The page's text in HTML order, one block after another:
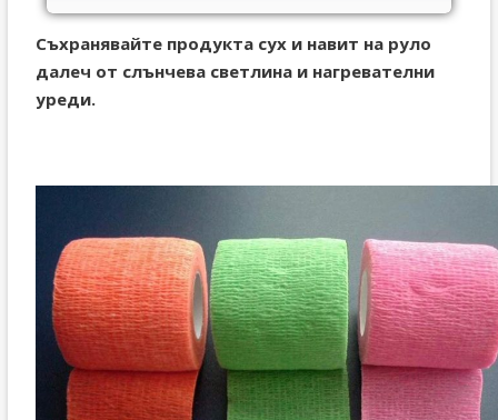
Съхранявайте продукта сух и навит на руло
далеч от слънчева светлина и нагревателни
уреди.